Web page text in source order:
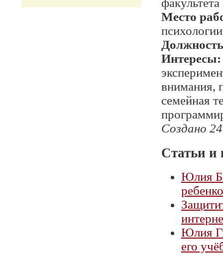
Место
психологии
Интересы:
внимания,
семейная
Создано
Статьи и
Юлия
Юлия
его